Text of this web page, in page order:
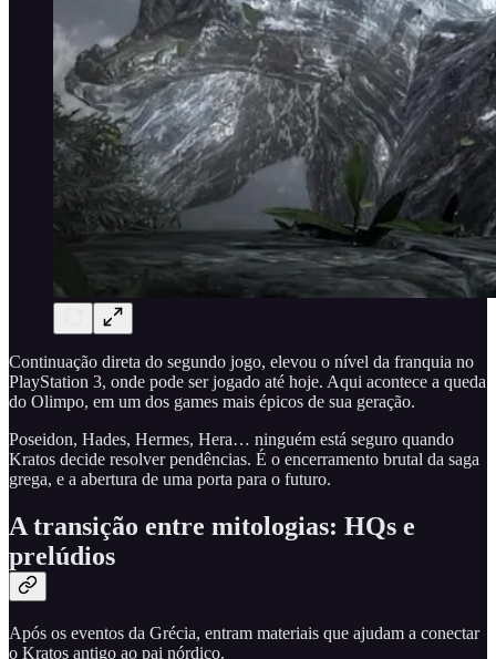
Continuação direta do segundo jogo, elevou o nível da franquia no
PlayStation 3, onde pode ser jogado até hoje. Aqui acontece a queda
do Olimpo, em um dos games mais épicos de sua geração.
Poseidon, Hades, Hermes, Hera… ninguém está seguro quando
Kratos decide resolver pendências. É o encerramento brutal da saga
grega, e a abertura de uma porta para o futuro.
A transição entre mitologias: HQs e
prelúdios
Após os eventos da Grécia, entram materiais que ajudam a conectar
o Kratos antigo ao pai nórdico.